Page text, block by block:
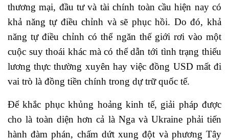
thương mại, đầu tư và tài chính toàn cầu hiện nay có
khả năng tự điều chỉnh và sẽ phục hồi. Do đó, khả
năng tự điều chỉnh có thể ngăn thế giới rơi vào một
cuộc suy thoái khác mà có thể dẫn tới tình trạng thiếu
lương thực thường xuyên hay việc đồng USD mất đi
vai trò là đồng tiền chính trong dự trữ quốc tế.
Để khắc phục khủng hoảng kinh tế, giải pháp được
cho là toàn diện hơn cả là Nga và Ukraine phải tiến
hành đàm phán, chấm dứt xung đột và phương Tây